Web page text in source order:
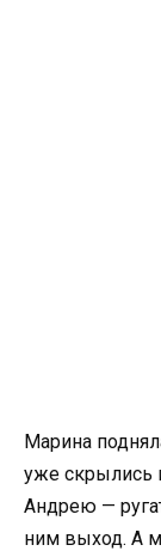
Марина
уже скрылись
Андрею —
ним выход. А